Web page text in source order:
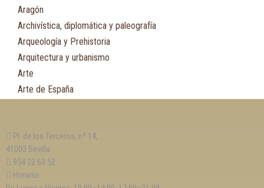
Aragón
Archivística, diplomática y paleografía
Arqueología y Prehistoria
Arquitectura y urbanismo
Arte
Arte de España
Asturias
Automovilismo, ciclismo y Motociclismo
Aviación y Aeronáutica
Pl. de los Terceros, nº 14,
41003 Sevilla
954 22 60 52
Horario: